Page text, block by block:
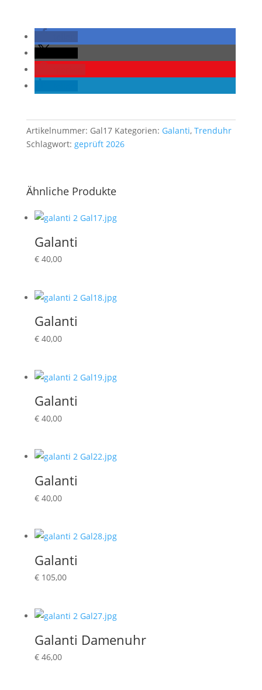
Artikelnummer: Gal17 Kategorien: Galanti, Trenduhr
Schlagwort: geprüft 2026
Ähnliche Produkte
Galanti
€40,00
Galanti
€40,00
Galanti
€40,00
Galanti
€40,00
Galanti
€105,00
Galanti Damenuhr
€46,00